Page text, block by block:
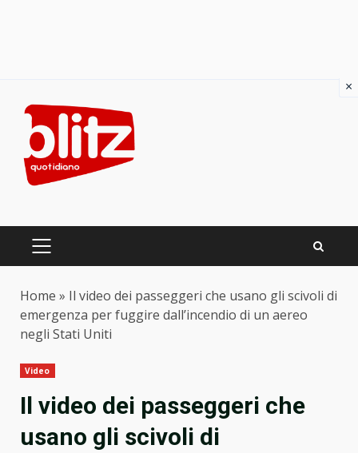
content
PRIMARY
Home » Il video dei passeggeri che usano gli scivoli di
emergenza per fuggire dall’incendio di un aereo
negli Stati Uniti
Video
Il video dei passeggeri che
usano gli scivoli di
×